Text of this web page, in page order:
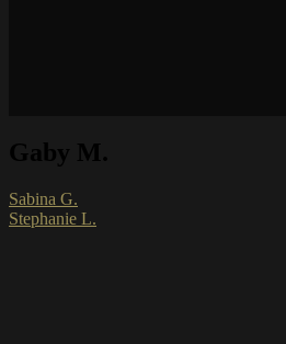
Gaby M.
Sabina G.
Stephanie L.